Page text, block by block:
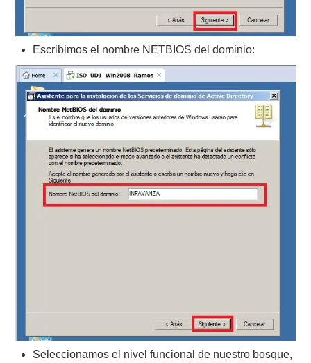
Escribimos el nombre NETBIOS del dominio:
Seleccionamos el nivel funcional de nuestro bosque,